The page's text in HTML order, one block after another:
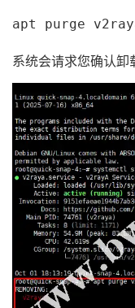
apt purge
系统会请求您确认卸